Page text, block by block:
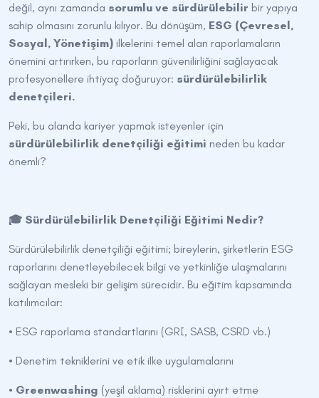
değil, aynı zamanda sorumlu ve sürdürülebilir bir yapıya
sahip olmasını zorunlu kılıyor. Bu dönüşüm, ESG (Çevresel,
Sosyal, Yönetişim) ilkelerini temel alan raporlamaların
önemini artırırken, bu raporların güvenilirliğini sağlayacak
profesyonellere ihtiyaç doğuruyor: sürdürülebilirlik
denetçileri.
Peki, bu alanda kariyer yapmak isteyenler için
sürdürülebilirlik denetçiliği eğitimi neden bu kadar
önemli?
🎓 Sürdürülebilirlik Denetçiliği Eğitimi Nedir?
Sürdürülebilirlik denetçiliği eğitimi; bireylerin, şirketlerin ESG
raporlarını denetleyebilecek bilgi ve yetkinliğe ulaşmalarını
sağlayan mesleki bir gelişim sürecidir. Bu eğitim kapsamında
katılımcılar:
• ESG raporlama standartlarını (GRI, SASB, CSRD vb.)
• Denetim tekniklerini ve etik ilke uygulamalarını
• Greenwashing (yeşil aklama) risklerini ayırt etme